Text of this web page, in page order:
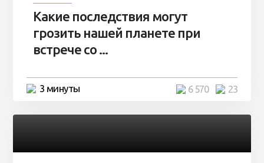
Какие последствия могут
грозить нашей планете при
встрече со ...
3 минуты 23
6 570